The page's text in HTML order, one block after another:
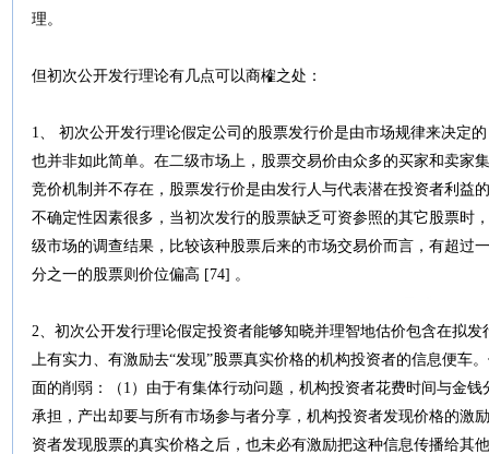
理。
但初次公开发行理论有几点可以商榷之处：
1、 初次公开发行理论假定公司的股票发行价是由市场规律来决定
也并非如此简单。在二级市场上，股票交易价由众多的买家和卖家
竞价机制并不存在，股票发行价是由发行人与代表潜在投资者利益
不确定性因素很多，当初次发行的股票缺乏可资参照的其它股票时
级市场的调查结果，比较该种股票后来的市场交易价而言，有超过
分之一的股票则价位偏高 [74] 。
2、初次公开发行理论假定投资者能够知晓并理智地估价包含在拟
上有实力、有激励去“发现”股票真实价格的机构投资者的信息便车
面的削弱：（1）由于有集体行动问题，机构投资者花费时间与金
承担，产出却要与所有市场参与者分享，机构投资者发现价格的激
资者发现股票的真实价格之后，也未必有激励把这种信息传播给其